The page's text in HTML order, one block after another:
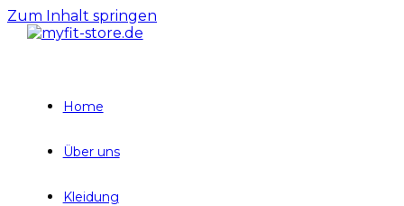
Zum Inhalt springen
Home
Über uns
Kleidung